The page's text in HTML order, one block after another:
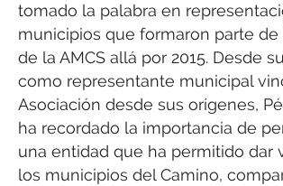
tomado la palabra en
municipios que formaron parte de
de la AMCS allá por 2015. Desde
como representante municipal
Asociación desde sus orígenes,
ha recordado la importancia de
una entidad que ha permitido dar
los municipios del Camino,